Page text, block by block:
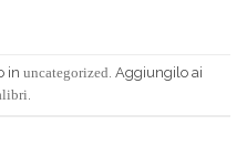
in uncategorized. Aggiungilo ai
.